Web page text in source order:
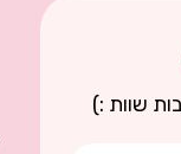
שוות :)